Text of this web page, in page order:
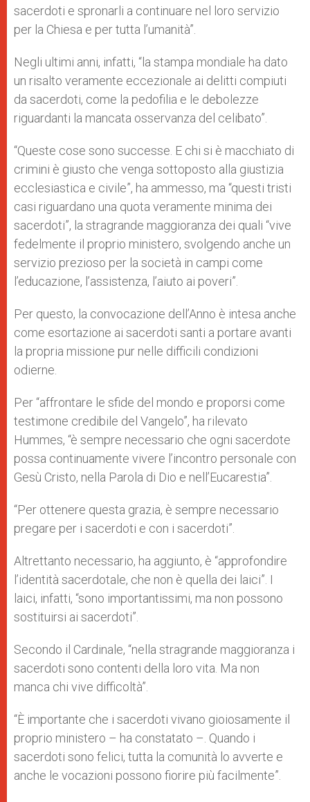
sacerdoti e spronarli a continuare nel loro servizio
per la Chiesa e per tutta l’umanità”.
Negli ultimi anni, infatti, “la stampa mondiale ha dato
un risalto veramente eccezionale ai delitti compiuti
da sacerdoti, come la pedofilia e le debolezze
riguardanti la mancata osservanza del celibato”.
“Queste cose sono successe. E chi si è macchiato di
crimini è giusto che venga sottoposto alla giustizia
ecclesiastica e civile”, ha ammesso, ma “questi tristi
casi riguardano una quota veramente minima dei
sacerdoti”, la stragrande maggioranza dei quali “vive
fedelmente il proprio ministero, svolgendo anche un
servizio prezioso per la società in campi come
l’educazione, l’assistenza, l’aiuto ai poveri”.
Per questo, la convocazione dell’Anno è intesa anche
come esortazione ai sacerdoti santi a portare avanti
la propria missione pur nelle difficili condizioni
odierne.
Per “affrontare le sfide del mondo e proporsi come
testimone credibile del Vangelo”, ha rilevato
Hummes, “è sempre necessario che ogni sacerdote
possa continuamente vivere l’incontro personale con
Gesù Cristo, nella Parola di Dio e nell’Eucarestia”.
“Per ottenere questa grazia, è sempre necessario
pregare per i sacerdoti e con i sacerdoti”.
Altrettanto necessario, ha aggiunto, è “approfondire
l’identità sacerdotale, che non è quella dei laici”. I
laici, infatti, “sono importantissimi, ma non possono
sostituirsi ai sacerdoti”.
Secondo il Cardinale, “nella stragrande maggioranza i
sacerdoti sono contenti della loro vita. Ma non
manca chi vive difficoltà”.
“È importante che i sacerdoti vivano gioiosamente il
proprio ministero – ha constatato –. Quando i
sacerdoti sono felici, tutta la comunità lo avverte e
anche le vocazioni possono fiorire più facilmente”.